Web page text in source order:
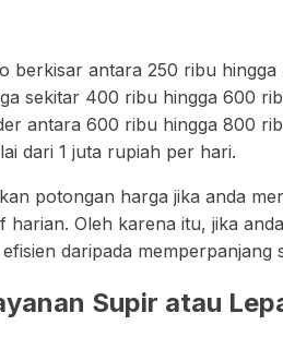
berkisar antara 250 ribu
sekitar 400 ribu hingga 600
antara 600 ribu hingga 800
dari 1 juta rupiah per hari.
potongan harga jika anda
harian. Oleh karena itu, jika
daripada memperpanjang
Supir atau